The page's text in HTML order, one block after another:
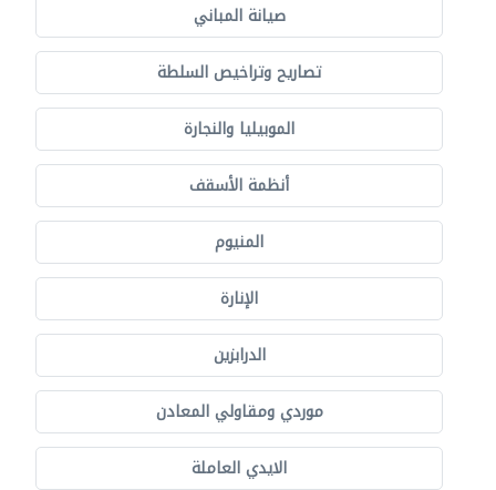
صيانة المباني
تصاريح وتراخيص السلطة
الموبيليا والنجارة
أنظمة الأسقف
المنيوم
الإنارة
الدرابزين
موردي ومقاولي المعادن
الايدي العاملة